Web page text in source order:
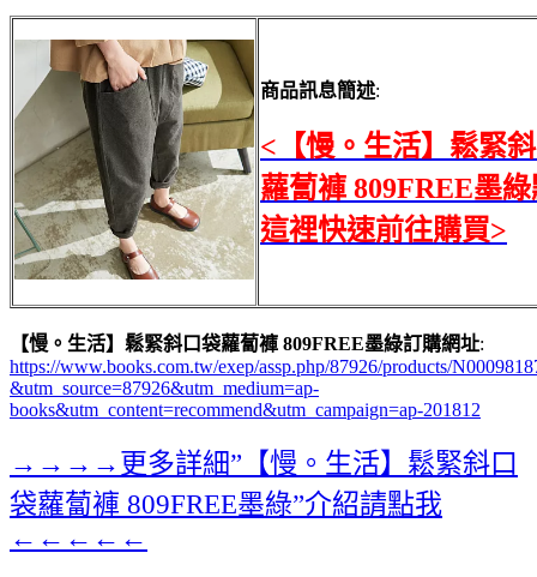
商品訊息簡述:
<【慢。生活】鬆緊
蘿蔔褲 809FREE墨
這裡快速前往購買>
【慢。生活】鬆緊斜口袋蘿蔔褲 809FREE墨綠訂購網址:
https://www.books.com.tw/exep/assp.php/87926/products/
&utm_source=87926&utm_medium=ap-
books&utm_content=recommend&utm_campaign=ap-201812
→→→→更多詳細”【慢。生活】鬆緊斜口
袋蘿蔔褲 809FREE墨綠”介紹請點我
←←←←←